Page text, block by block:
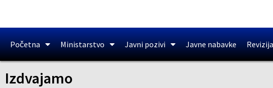
Početna Ministarstvo Javni pozivi Javne nabavke Revizija
Izdvajamo